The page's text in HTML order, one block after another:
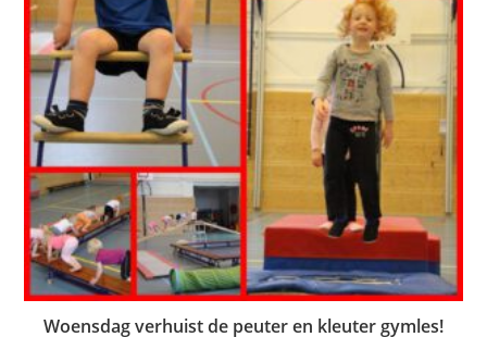
Woensdag verhuist de peuter en kleuter gymles!